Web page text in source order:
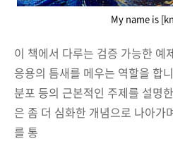
My name is
이 책에서 다루는 검증 가능한 예
응용의 틈새를 메우는 역할을 합
분포 등의 근본적인 주제를 설명
은 좀 더 심화한 개념으로 나아가
를 통